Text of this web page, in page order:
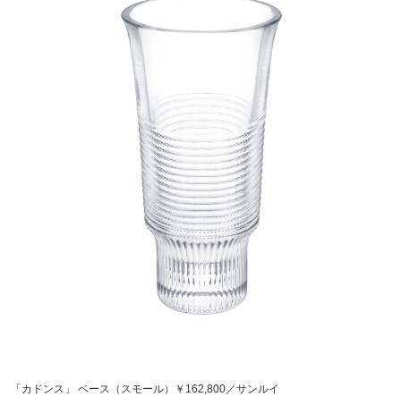
「カドンス」 ベース（スモール）￥162,800／サンルイ